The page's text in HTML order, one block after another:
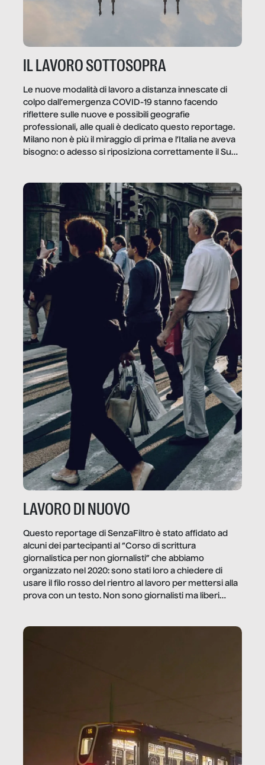
IL LAVORO SOTTOSOPRA
Le nuove modalità di lavoro a distanza innescate di
colpo dall’emergenza COVID-19 stanno facendo
riflettere sulle nuove e possibili geografie
professionali, alle quali è dedicato questo reportage.
Milano non è più il miraggio di prima e l’Italia ne aveva
bisogno: o adesso si riposiziona correttamente il Sud
LAVORO DI NUOVO
Questo reportage di SenzaFiltro è stato affidato ad
alcuni dei partecipanti al “Corso di scrittura
giornalistica per non giornalisti” che abbiamo
organizzato nel 2020: sono stati loro a chiedere di
usare il filo rosso del rientro al lavoro per mettersi alla
prova con un testo. Non sono giornalisti ma liberi